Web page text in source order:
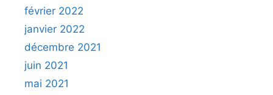
février 2022
janvier 2022
décembre 2021
juin 2021
mai 2021